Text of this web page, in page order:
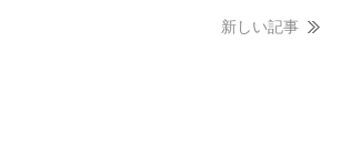
新しい記事